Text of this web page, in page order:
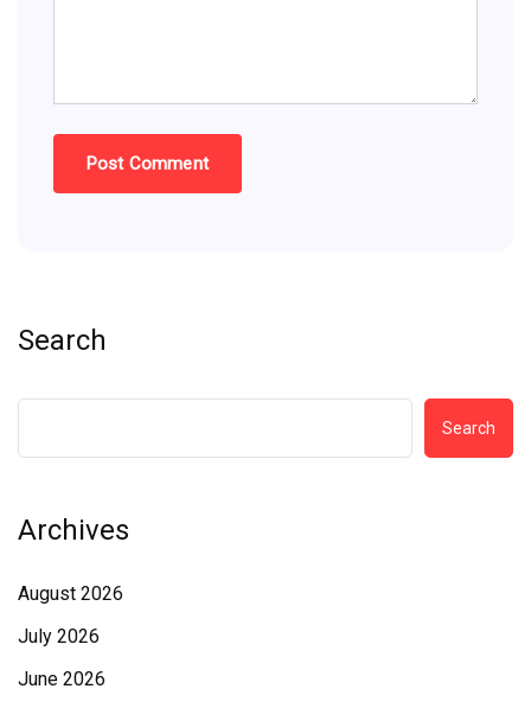
Search
Search
Archives
August 2026
July 2026
June 2026